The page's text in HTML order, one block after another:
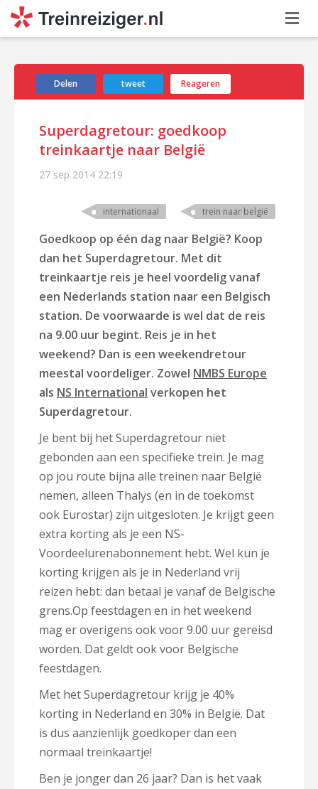
Delen tweet Reageren
Superdagretour: goedkoop
treinkaartje naar België
27 sep 2014 22:19
internationaal trein naar belgië
Goedkoop op één dag naar België? Koop
dan het Superdagretour. Met dit
treinkaartje reis je heel voordelig vanaf
een Nederlands station naar een Belgisch
station. De voorwaarde is wel dat de reis
na 9.00 uur begint. Reis je in het
weekend? Dan is een weekendretour
meestal voordeliger. Zowel NMBS Europe
als NS International verkopen het
Superdagretour.
Je bent bij het Superdagretour niet
gebonden aan een specifieke trein. Je mag
op jou route bijna alle treinen naar België
nemen, alleen Thalys (en in de toekomst
ook Eurostar) zijn uitgesloten. Je krijgt geen
extra korting als je een NS-
Voordeelurenabonnement hebt. Wel kun je
korting krijgen als je in Nederland vrij
reizen hebt: dan betaal je vanaf de Belgische
grens.Op feestdagen en in het weekend
mag er overigens ook voor 9.00 uur gereisd
worden. Dat geldt ook voor Belgische
feestdagen.
Met het Superdagretour krijg je 40%
korting in Nederland en 30% in België. Dat
is dus aanzienlijk goedkoper dan een
normaal treinkaartje!
Ben je jonger dan 26 jaar? Dan is het vaak